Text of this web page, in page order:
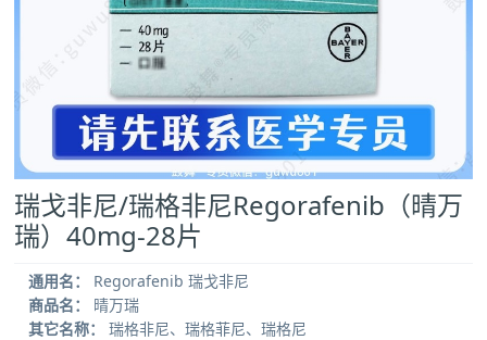
瑞戈非尼/瑞格非尼Regorafenib（晴万
瑞）40mg-28片
通用名：
Regorafenib 瑞戈非尼
商品名：
晴万瑞
其它名称：
瑞格非尼、瑞格菲尼、瑞格尼